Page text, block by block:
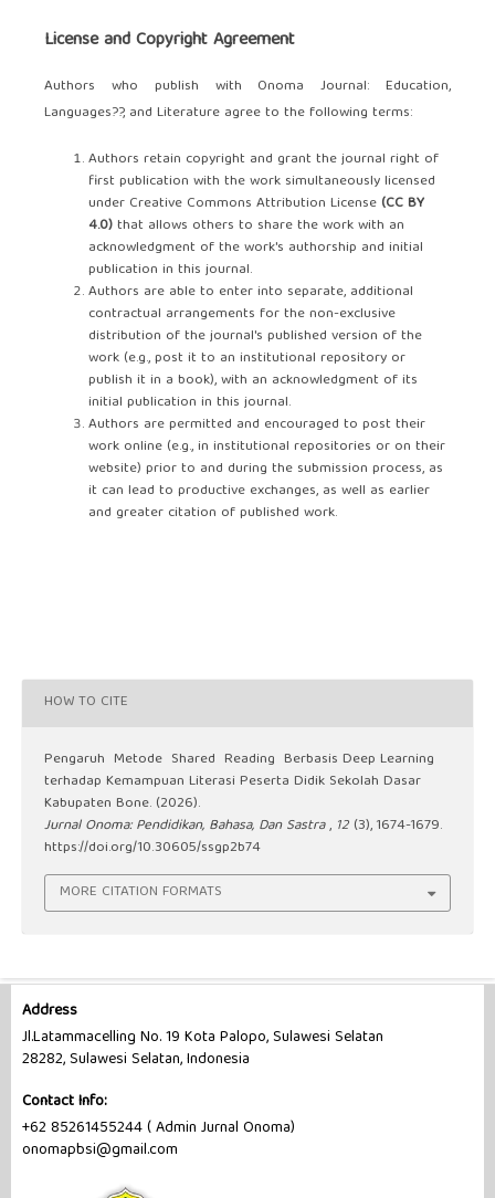
License and Copyright Agreement
Authors who publish with Onoma Journal: Education,
Languages??, and Literature agree to the following terms:
Authors retain copyright and grant the journal right of
first publication with the work simultaneously licensed
under Creative Commons Attribution License (CC BY
4.0)that allows others to share the work with an
acknowledgment of the work's authorship and initial
publication in this journal.
Authors are able to enter into separate, additional
contractual arrangements for the non-exclusive
distribution of the journal's published version of the
work (e.g., post it to an institutional repository or
publish it in a book), with an acknowledgment of its
initial publication in this journal.
Authors are permitted and encouraged to post their
work online (e.g., in institutional repositories or on their
website) prior to and during the submission process, as
it can lead to productive exchanges, as well as earlier
and greater citation of published work.
HOW TO CITE
Pengaruh Metode Shared Reading Berbasis Deep Learning
terhadap Kemampuan Literasi Peserta Didik Sekolah Dasar
Kabupaten Bone. (2026).
Jurnal Onoma: Pendidikan, Bahasa, Dan Sastra, 12 (3), 1674-1679.
https://doi.org/10.30605/ssgp2b74
MORE CITATION FORMATS
Address
Jl.Latammacelling No. 19 Kota Palopo, Sulawesi Selatan
28282, Sulawesi Selatan, Indonesia
Contact Info:
+62 85261455244 ( Admin Jurnal Onoma)
onomapbsi@gmail.com